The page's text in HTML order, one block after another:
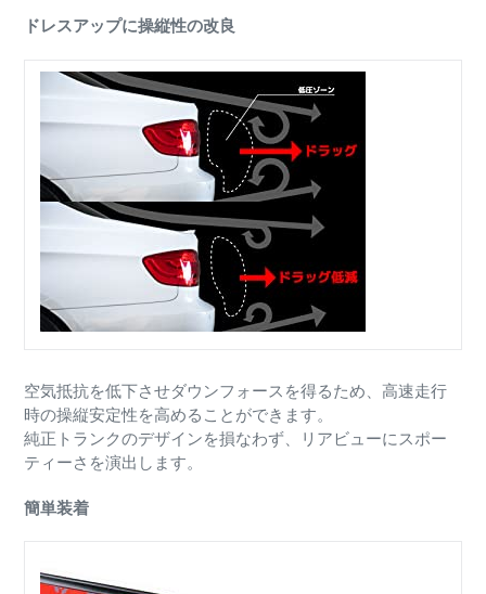
ドレスアップに操縦性の改良
空気抵抗を低下させダウンフォースを得るため、高速走行
時の操縦安定性を高めることができます。
純正トランクのデザインを損なわず、リアビューにスポー
ティーさを演出します。
簡単装着